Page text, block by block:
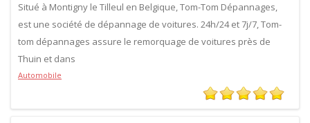
Situé à Montigny le Tilleul en Belgique, Tom-Tom Dépannages,
est une société de dépannage de voitures. 24h/24 et 7j/7, Tom-
tom dépannages assure le remorquage de voitures près de
Thuin et dans
Automobile